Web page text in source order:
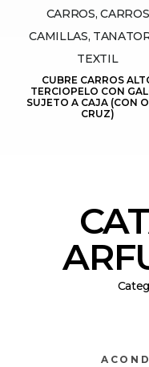
CARROS, CARROS
CAMILLAS,
TEXTIL
CUBRE CARROS
TERCIOPELO CON
SUJETO A CAJA (CON
CRUZ)